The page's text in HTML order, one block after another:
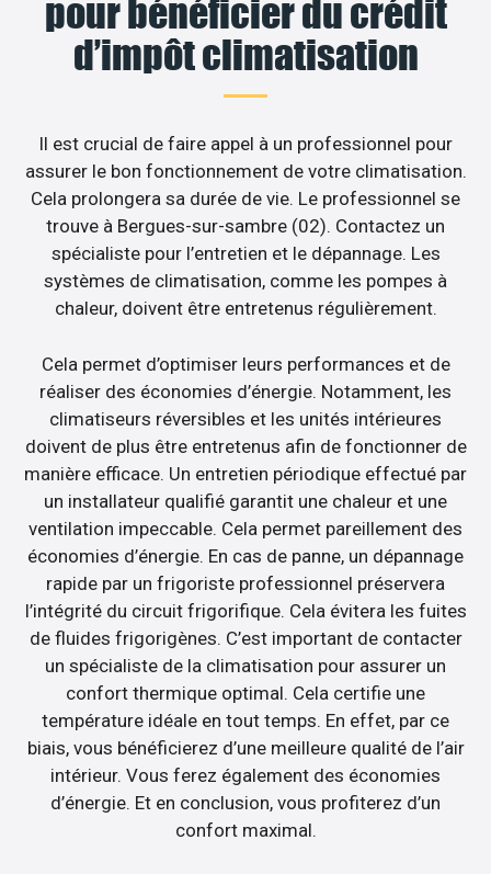
pour bénéficier du crédit
d’impôt climatisation
Il est crucial de faire appel à un professionnel pour
assurer le bon fonctionnement de votre climatisation.
Cela prolongera sa durée de vie. Le professionnel se
trouve à Bergues-sur-sambre (02). Contactez un
spécialiste pour l’entretien et le dépannage. Les
systèmes de climatisation, comme les pompes à
chaleur, doivent être entretenus régulièrement.
Cela permet d’optimiser leurs performances et de
réaliser des économies d’énergie. Notamment, les
climatiseurs réversibles et les unités intérieures
doivent de plus être entretenus afin de fonctionner de
manière efficace. Un entretien périodique effectué par
un installateur qualifié garantit une chaleur et une
ventilation impeccable. Cela permet pareillement des
économies d’énergie. En cas de panne, un dépannage
rapide par un frigoriste professionnel préservera
l’intégrité du circuit frigorifique. Cela évitera les fuites
de fluides frigorigènes. C’est important de contacter
un spécialiste de la climatisation pour assurer un
confort thermique optimal. Cela certifie une
température idéale en tout temps. En effet, par ce
biais, vous bénéficierez d’une meilleure qualité de l’air
intérieur. Vous ferez également des économies
d’énergie. Et en conclusion, vous profiterez d’un
confort maximal.